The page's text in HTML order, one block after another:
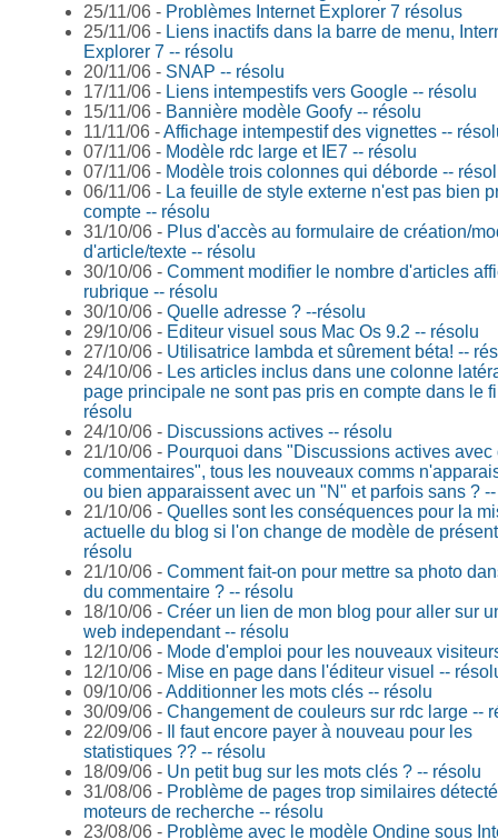
25/11/06 - Problèmes Internet Explorer 7 résolus
25/11/06 - Liens inactifs dans la barre de menu,
Explorer 7 -- résolu
20/11/06 - SNAP -- résolu
17/11/06 - Liens intempestifs vers Google -- résolu
15/11/06 - Bannière modèle Goofy -- résolu
11/11/06 -Affichage intempestif des vignettes --
07/11/06 - Modèle rdc large et IE7 -- résolu
07/11/06 - Modèle trois colonnes qui déborde --
06/11/06 - La feuille de style externe n'est pas bien
compte -- résolu
31/10/06 - Plus d'accès au formulaire de création/
d'article/texte -- résolu
30/10/06 - Comment modifier le nombre d'articles
rubrique -- résolu
30/10/06 - Quelle adresse ? --résolu
29/10/06 - Editeur visuel sous Mac Os 9.2 -- résolu
27/10/06 - Utilisatrice lambda et sûrement béta! --
24/10/06 - Les articles inclus dans une colonne
page principale ne sont pas pris en compte dans le
résolu
24/10/06 - Discussions actives -- résolu
21/10/06 - Pourquoi dans "Discussions actives avec
commentaires", tous les nouveaux comms
ou bien apparaissent avec un "N" et parfois sans ?
21/10/06 - Quelles sont les conséquences pour la
actuelle du blog si l'on change de modèle de
résolu
21/10/06 - Comment fait-on pour mettre sa photo
du commentaire ? -- résolu
18/10/06 - Créer un lien de mon blog pour aller sur
web independant -- résolu
12/10/06 - Mode d'emploi pour les nouveaux
12/10/06 - Mise en page dans l'éditeur visuel --
09/10/06 -Additionner les mots clés -- résolu
30/09/06 - Changement de couleurs sur rdc large --
22/09/06 -
Il faut encore payer à nouveau pour les
statistiques ?? -- résolu
18/09/06 - Un petit bug sur les mots clés ? -- résolu
31/08/06 - Problème de pages trop similaires
moteurs de recherche -- résolu
23/08/06 - Problème avec le modèle Ondine sous